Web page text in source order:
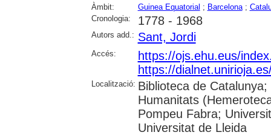
Àmbit: Guinea Equatorial ; Barcelona;
Cronologia:
1778 - 1968
Autors add.: Sant, Jordi
Accés:
https://ojs.ehu.eus/
https://
Localització: Biblioteca de
Humanitats
Pompeu Fabra;
Universitat de Lleida